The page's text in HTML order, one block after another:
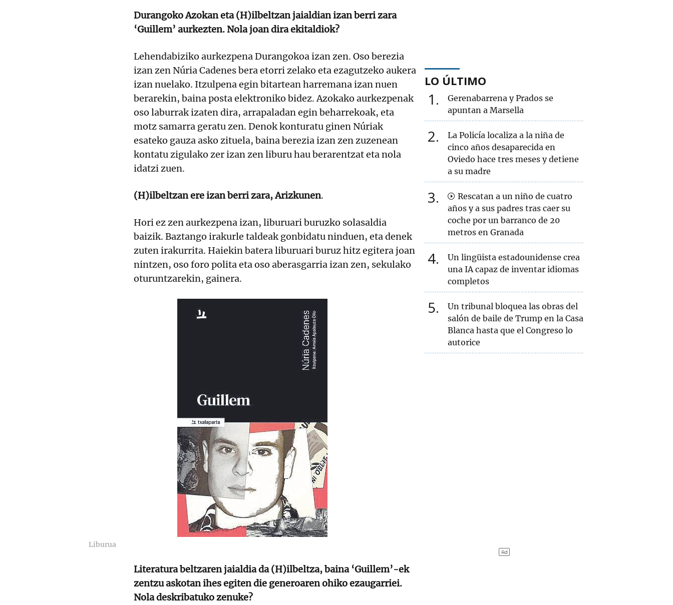
Durangoko Azokan eta (H)ilbeltzan jaialdian izan berri zara
‘Guillem’ aurkezten. Nola joan dira ekitaldiok?
Lehendabiziko aurkezpena Durangokoa izan zen. Oso berezia
izan zen Núria Cadenes bera etorri zelako eta ezagutzeko aukera
izan nuelako. Itzulpena egin bitartean harremana izan nuen
berarekin, baina posta elektroniko bidez. Azokako aurkezpenak
oso laburrak izaten dira, arrapaladan egin beharrekoak, eta
motz samarra geratu zen. Denok konturatu ginen Núriak
esateko gauza asko zituela, baina berezia izan zen zuzenean
kontatu zigulako zer izan zen liburu hau berarentzat eta nola
idatzi zuen.
(H)ilbeltzan ere izan berri zara, Arizkunen.
Hori ez zen aurkezpena izan, liburuari buruzko solasaldia
baizik. Baztango irakurle taldeak gonbidatu ninduen, eta denek
zuten irakurrita. Haiekin batera liburuari buruz hitz egitera joan
nintzen, oso foro polita eta oso aberasgarria izan zen, sekulako
oturuntzarekin, gainera.
Liburua
Literatura beltzaren jaialdia da (H)ilbeltza, baina ‘Guillem’-ek
zentzu askotan ihes egiten die generoaren ohiko ezaugarriei.
Nola deskribatuko zenuke?
LO ÚLTIMO
1
Gerenabarrena y Prados se
apuntan a Marsella
2
La Policía localiza a la niña de
cinco años desaparecida en
Oviedo hace tres meses y detiene
a su madre
3
Rescatan a un niño de cuatro
años y a sus padres tras caer su
coche por un barranco de 20
metros en Granada
4
Un lingüista estadounidense crea
una IA capaz de inventar idiomas
completos
5
Un tribunal bloquea las obras del
salón de baile de Trump en la Casa
Blanca hasta que el Congreso lo
autorice